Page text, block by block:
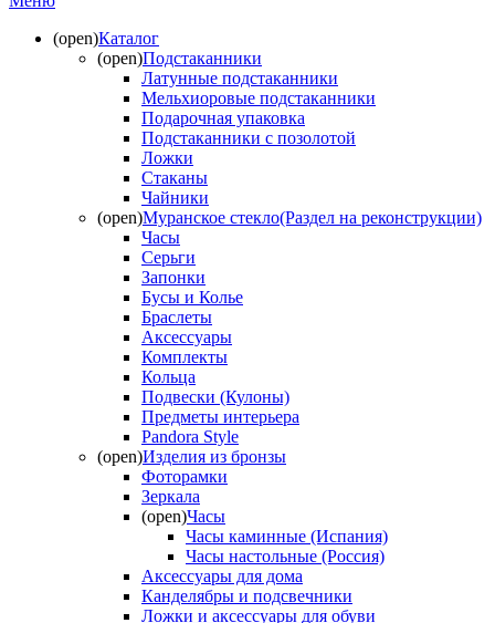
(open)Каталог
(open)Подстаканники
Латунные подстаканники
Мельхиоровые подстаканники
Подарочная упаковка
Подстаканники с позолотой
Ложки
Стаканы
Чайники
(open)Муранское стекло(Раздел на реконструкции)
Часы
Серьги
Запонки
Бусы и Колье
Браслеты
Аксессуары
Комплекты
Кольца
Подвески (Кулоны)
Предметы интерьера
Pandora Style
(open)Изделия из бронзы
Фоторамки
Зеркала
(open)Часы
Часы каминные (Испания)
Часы настольные (Россия)
Аксессуары для дома
Канделябры и подсвечники
Ложки и аксессуары для обуви